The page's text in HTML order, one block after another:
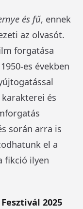
és fű, ennek
az olvasót.
forgatása
es években
és
során arra is
el a
fikció ilyen
2025